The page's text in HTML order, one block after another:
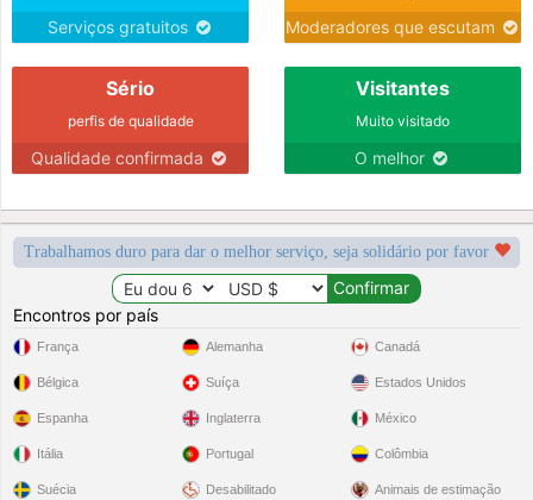
Serviços gratuitos Moderadores que escutam
Sério
perfis de qualidade
Qualidade confirmada
Visitantes
Muito visitado
O melhor
Trabalhamos duro para dar o melhor serviço, seja solidário por favor
Encontros por país
França
Bélgica
Espanha
Itália
Suécia
Alemanha
Suíça
Inglaterra
Portugal
Desabilitado
Canadá
Estados Unidos
México
Colômbia
Animais de estimação